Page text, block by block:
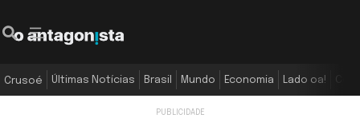
Crusoé Últimas Notícias Brasil Mundo Economia Lado oa!